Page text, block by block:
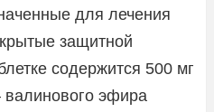
для лечения
защитной
содержится 500 мг
эфира